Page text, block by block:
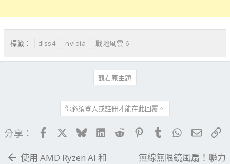
標籤： dlss4 nvidia 戰地風雲 6
觀看原主題
你必須登入或註冊才能在此回覆。
分享： FacebookBlueskyLinkedIn
Reddit PinterestTumblrWhatsApp
電子
使用 AMD Ryzen AI 和
無線無限鏡風扇！聯力